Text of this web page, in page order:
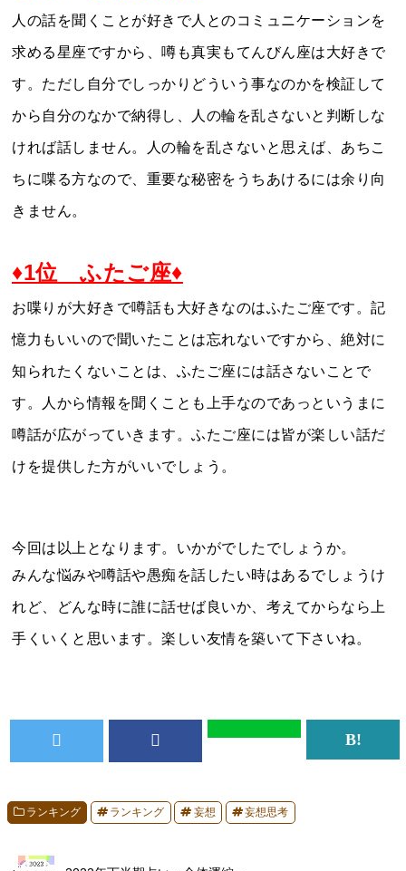
人の話を聞くことが好きで人とのコミュニケーションを
求める星座ですから、噂も真実もてんびん座は大好きで
す。ただし自分でしっかりどういう事なのかを検証して
から自分のなかで納得し、人の輪を乱さないと判断しな
ければ話しません。人の輪を乱さないと思えば、あちこ
ちに喋る方なので、重要な秘密をうちあけるには余り向
きません。
♦1位 ふたご座♦
お喋りが大好きで噂話も大好きなのはふたご座です。記
憶力もいいので聞いたことは忘れないですから、絶対に
知られたくないことは、ふたご座には話さないことで
す。人から情報を聞くことも上手なのであっというまに
噂話が広がっていきます。ふたご座には皆が楽しい話だ
けを提供した方がいいでしょう。
今回は以上となります。いかがでしたでしょうか。
みんな悩みや噂話や愚痴を話したい時はあるでしょうけ
れど、どんな時に誰に話せば良いか、考えてからなら上
手くいくと思います。楽しい友情を築いて下さいね。
ランキング ランキング 妄想 妄想思考